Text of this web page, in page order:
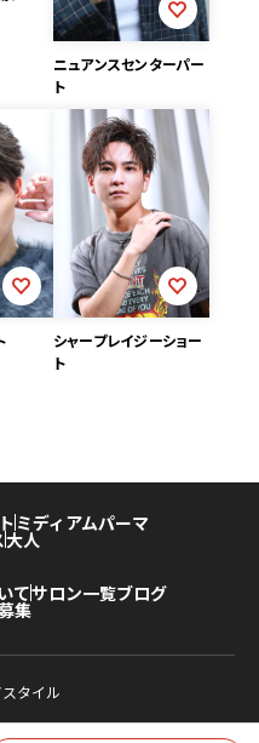
ニュアンスセンターパー
ト
シャープレイジーショー
ト
ミディアムパーマ
大人
てサロン一覧ブログ
集
タイル